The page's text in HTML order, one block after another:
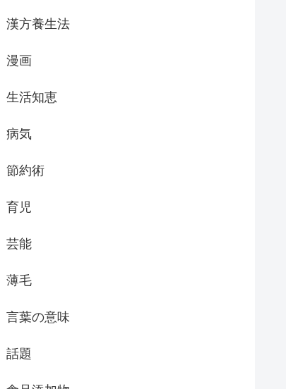
漢方養生法
漫画
生活知恵
病気
節約術
育児
芸能
薄毛
言葉の意味
話題